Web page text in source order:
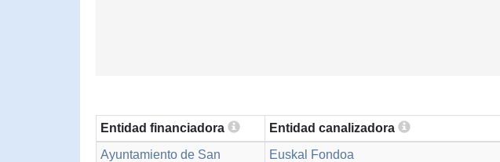
Entidad financiadora Entidad canalizadora
Ayuntamiento de San
Euskal Fondoa